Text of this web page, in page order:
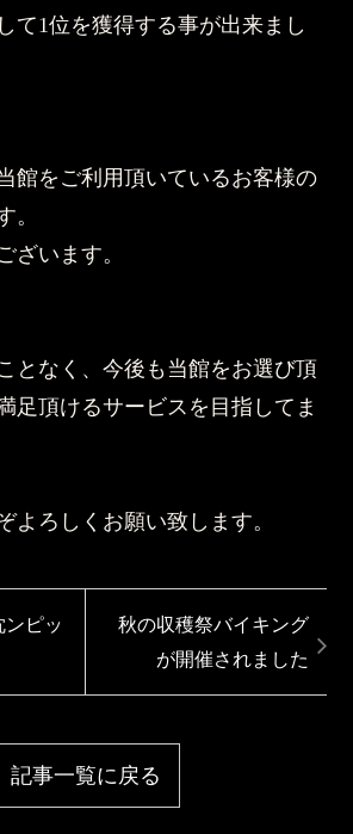
て1位を獲得する事が出来まし
館をご利用頂いているお客様の
。
ざいます。
となく、今後も当館をお選び頂
足頂けるサービスを目指してま
よろしくお願い致します。
ピッ
秋の収穫祭バイキング
が開催されました
記事一覧に戻る